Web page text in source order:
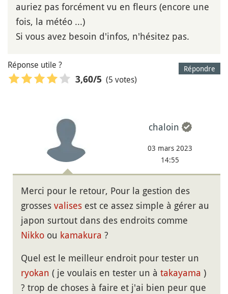
auriez pas forcément vu en fleurs (encore une
fois, la météo ...)
Si vous avez besoin d'infos, n'hésitez pas.
Répondre
Réponse utile ?
3,60/5 (5 votes)
chaloin
03 mars 2023
14:55
Merci pour le retour, Pour la gestion des
grosses valises est ce assez simple à gérer au
japon surtout dans des endroits comme
Nikko ou kamakura ?
Quel est le meilleur endroit pour tester un
ryokan ( je voulais en tester un à takayama )
? trop de choses à faire et j'ai bien peur que